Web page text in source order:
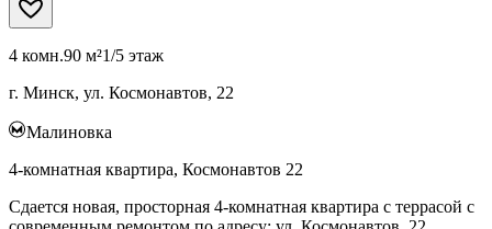
4 комн.90 м²1/5 этаж
г. Минск, ул. Космонавтов, 22
Малиновка
4-комнатная квартира, Космонавтов 22
Сдается новая, просторная 4-комнатная квартира с террасой с